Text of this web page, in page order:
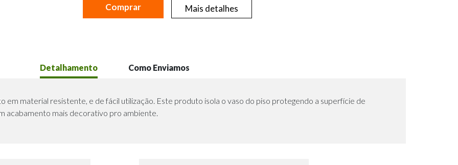
Comprar Mais detalhes
Detalhamento
em material resistente, e de fácil utilização. Este produto isola o vaso do piso protegendo a superfície de
acabamento mais decorativo pro ambiente.
Como Enviamos